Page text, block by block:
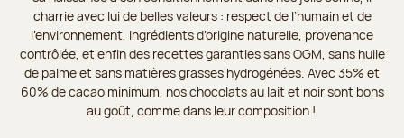
charrie avec lui de belles valeurs : respect de l’humain et de
l’environnement, ingrédients d’origine naturelle, provenance
contrôlée, et enfin des recettes garanties sans OGM, sans huile
de palme et sans matières grasses hydrogénées. Avec 35% et
60% de cacao minimum, nos chocolats au lait et noir sont bons
au goût, comme dans leur composition !